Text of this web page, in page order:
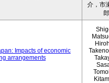
介，市
郎
Impacts of economic
arrangements